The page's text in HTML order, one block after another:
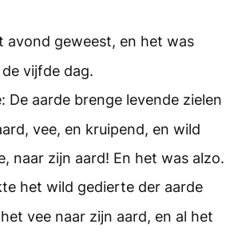
avond geweest, en het was
vijfde dag.
De aarde brenge levende zielen
vee, en kruipend, en wild
naar zijn aard! En het was alzo.
het wild gedierte der aarde
vee naar zijn aard, en al het